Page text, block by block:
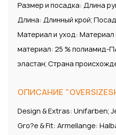
Размер и посадка: Длина
Длина: Длинный крой;
Материал и уход: Материал
материал: 25 % полиамид-
эластан; Страна
ОПИСАНИЕ
Design & Extras: Unifarben;
Gro?e & Fit: Armellange: